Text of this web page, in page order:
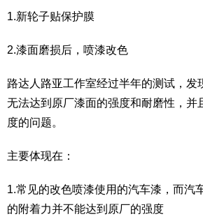
1.新轮子贴保护膜
2.漆面磨损后，喷漆改色
路达人路亚工作室经过半年的测试，发
无法达到原厂漆面的强度和耐磨性，并
度的问题。
主要体现在：
1.常见的改色喷漆使用的汽车漆，而汽
的附着力并不能达到原厂的强度